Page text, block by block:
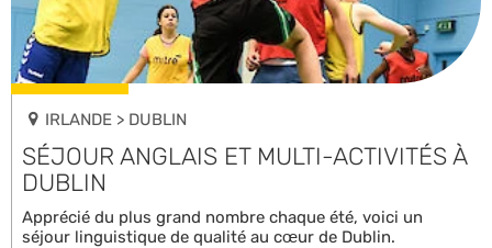
IRLANDE > DUBLIN
SÉJOUR ANGLAIS ET MULTI-ACTIVITÉS À
DUBLIN
Apprécié du plus grand nombre chaque été, voici un
séjour linguistique de qualité au cœur de Dublin.